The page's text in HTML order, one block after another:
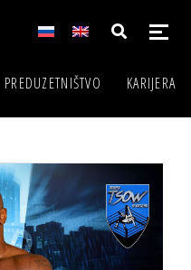
PREDUZETNIŠTVO KARIJERA